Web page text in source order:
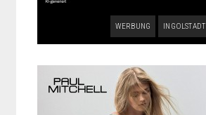
WERBUNG INGOLSTADT